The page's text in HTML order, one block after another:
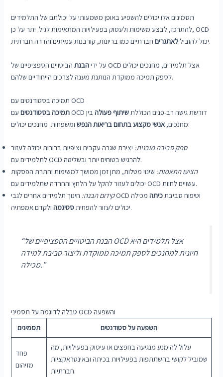
תסמינים אלו יכולים להשפיע באופן משמעותי על יכולתם של התלמידים
להתרכז, לבצע משימות ולעסוק בפעילויות המתאימות לגיל. יתר על כן, OCD
יכול להוביללאתגרים חברתיים כמו בריונות, קורבנות עמיתים והדרה חברתית.
על ידיהבנתהביטויים הספציפיים של OCD אצל תלמידים, מחנכים יכולים
לספק תמיכה ממוקדת הנותנת מענה לצרכים הייחודיים שלהם.
תמיכה בסטודנטים עם OCD
תמיכה בסטודנטים
עם OCD דורשת גישה רב-פנים הכוללתשיתוף פעולהבין
מחנכים,אנשי מקצוע בתחום בריאות הנפש ומשפחות. מחנכים יכולים:
ספק סביבה מובנית: יצירת שגרה עקבית וציפיות ברורות יכולה לעזור
לתלמידים עם OCD להרגיש בטוחים יותר ובשליטה.
הציעו התאמות: שינוי מטלות, מתן זמן ממושך למשימות והתרת הפסקות
יכולים לעזור להקל על הלחץ והחרדה שתלמידים עם OCD עשויים לחוות.
קידום הבנה:
חינוך תלמידים אחרים לגבי OCD וטיפוח סביבתכיתהמכילה
יכולים לעזור להפחיתסטיגמה ולקדם אמפתיה.
“הבנת הביטויים הספציפיים של OCD אצל תלמידים היא
חיונית למחנכים לספק תמיכה ממוקדת וליצור סביבת למידה
מכילה.”
טבלה לדוגמה על תסמיני OCD והשפעה
תסמינים
השפעה על סטודנטים
פחד
מזיהום
עלול להימנע מנגיעה בחפצים או עיסוק בפעילויות, מה
שמוביל לקושי בהשתתפות בפעילויות בכיתה ובאינטראקציות
חברתיות.